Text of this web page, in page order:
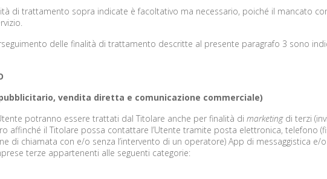
di trattamento sopra indicate è facoltativo ma necessario, poiché il mancato
delle finalità di trattamento descritte al presente paragrafo 3 sono
vendita diretta e comunicazione commerciale)
potranno essere trattati dal Titolare anche per finalità di marketingdi terzi
affinché il Titolare possa contattare l’Utente tramite posta elettronica, telefono
di chiamata con e/o senza l’intervento di un operatore) App di messaggistica e/
terze appartenenti alle seguenti categorie: